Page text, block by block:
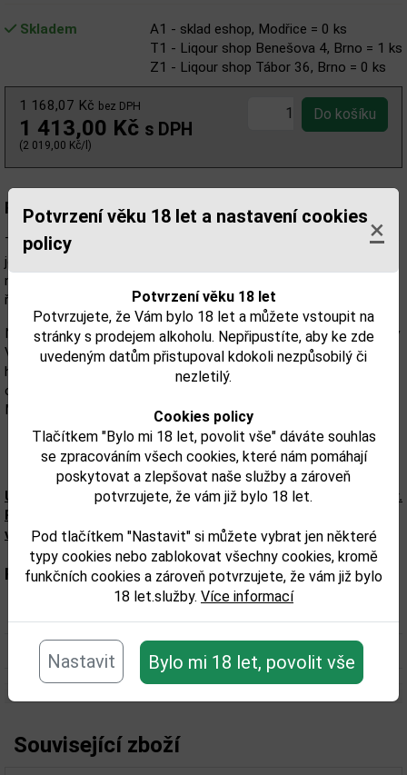
Potvrzení věku 18 let a nastavení cookies
policy
×
Potvrzení věku 18 let
Potvrzujete, že Vám bylo 18 let a můžete vstoupit na
stránky s prodejem alkoholu. Nepřipustíte, aby ke zde
uvedeným datům přistupoval kdokoli nezpůsobilý či
nezletilý.
Cookies policy
Tlačítkem "Bylo mi 18 let, povolit vše" dáváte souhlas
se zpracováním všech cookies, které nám pomáhají
poskytovat a zlepšovat naše služby a zároveň
potvrzujete, že vám již bylo 18 let.
Pod tlačítkem "Nastavit" si můžete vybrat jen některé
typy cookies nebo zablokovat všechny cookies, kromě
funkčních cookies a zároveň potvrzujete, že vám již bylo
18 let.služby. Více informací
Nastavit Bylo mi 18 let, povolit vše
Skladem
A1 - sklad eshop, Modřice = 0 ks
T1 - Liqour shop Benešova 4, Brno = 1 ks
Z1 - Liqour shop Tábor 36, Brno = 0 ks
1 168,07 Kč bez DPH
1 413,00 Kč s DPH
(2 019,00 Kč/l)
Popis:
Tento výjimečný destilát "MERUŇKOVKA" pro vás zrál 7 měsíců v
jemně barikovaném dubovém sudu, který po tři léta předával
nádhernou zlatavou barvu a dřevitou chuť MANDLOVCE z naší
řady Exclusive.
Nyní Mandlovku vystřídal jemný destilát získaný z meruněk odrůdy
Velkopavlovická. Dubové dřevo, které natáhlo chuť Mandlovky,
hýčkalo meruňkovici a uvolnilo do ní hořkosladké mandlové aroma
obohacené o koňakové tóny. Vznikl tak unikátní destilát -
Meruňkovka v omezeném množství 800ks lahví.
Upozorňujeme, že tento produkt může obsahovat alergeny.
Přesné složení a alergeny jsou k dispozici na obalu
výrobku. Zkontrolujte prosím před konzumací.
Parametry:
Objem obalu (L):
Související zboží